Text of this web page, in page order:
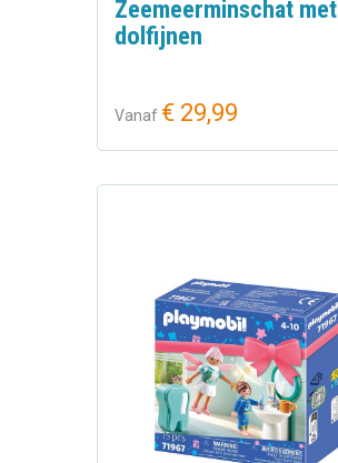
Zeemeerminschat met
dolfijnen
Vanaf € 29,99